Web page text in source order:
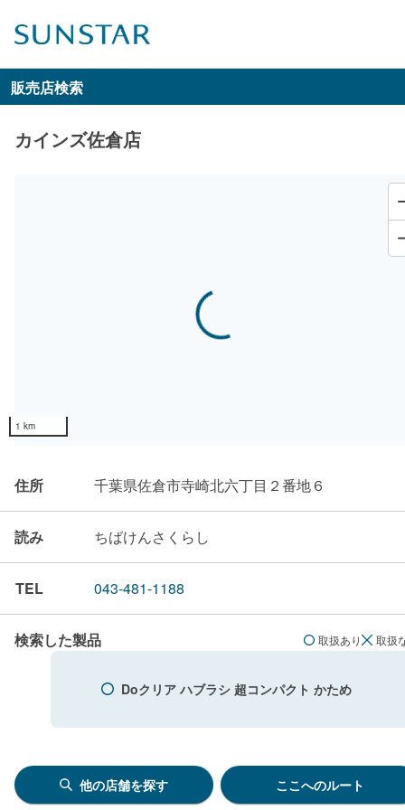
販売店検索
カインズ佐倉店
住所 千葉県佐倉市寺崎北六丁目２番地６
読み ちばけんさくらし
TEL 043-481-1188
検索した製品 取扱あり 取扱
Doクリア ハブラシ 超コンパクト かため
他の店舗を探す ここへのルート
Loading...
1 km